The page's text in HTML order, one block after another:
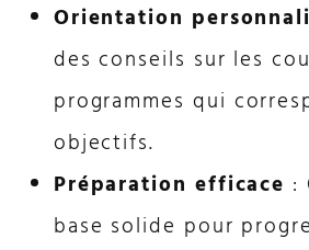
Orientation
des conseils sur les
programmes qui
objectifs.
Préparation efficace :
base solide pour